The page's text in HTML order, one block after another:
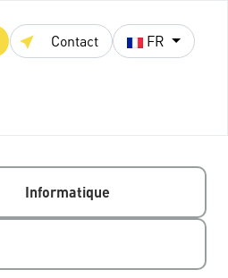
Contact FR
Informatique